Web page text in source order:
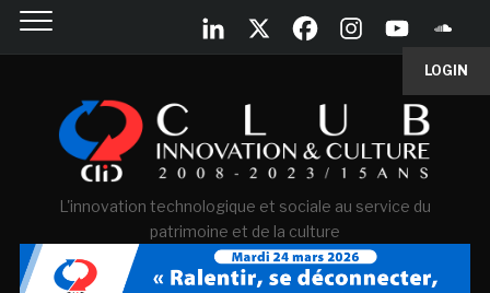
LOGIN
L'innovation technologique et sociale au service du
patrimoine et de la culture